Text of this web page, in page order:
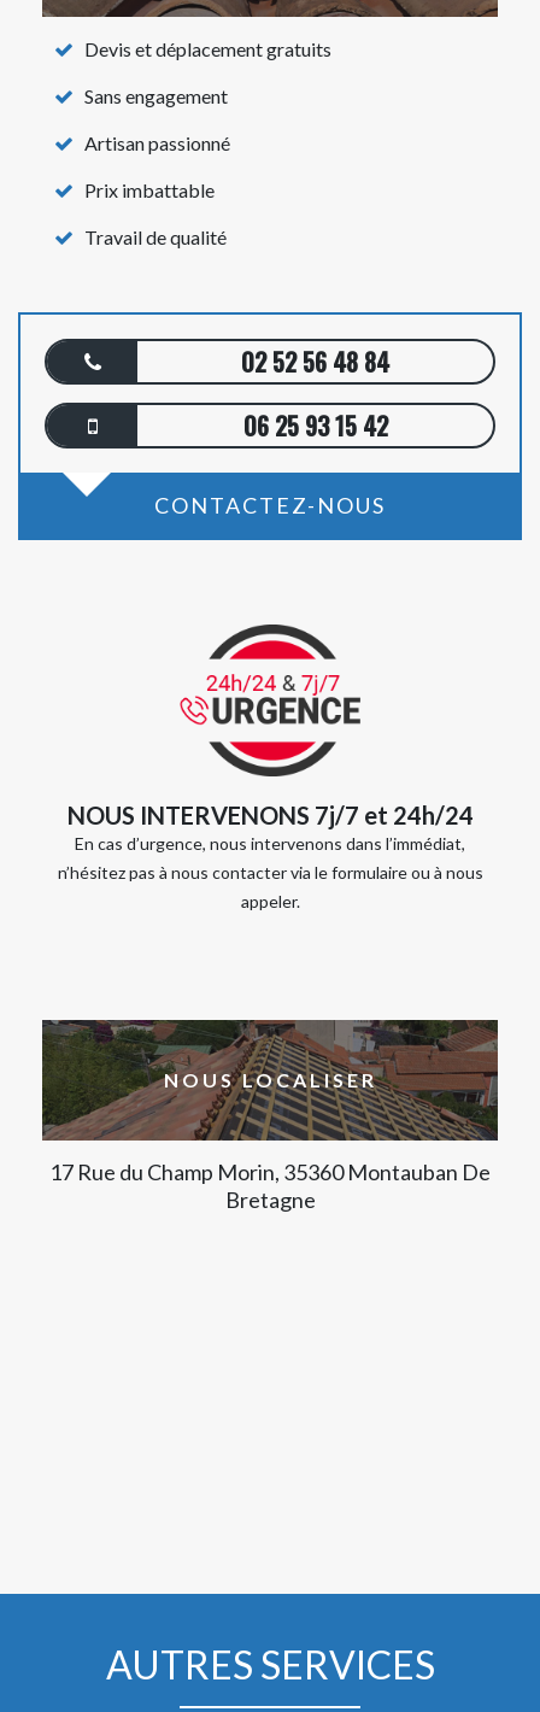
Devis et déplacement gratuits
Sans engagement
Artisan passionné
Prix imbattable
Travail de qualité
02 52 56 48 84
06 25 93 15 42
CONTACTEZ-NOUS
NOUS INTERVENONS 7j/7 et 24h/24
En cas d’urgence, nous intervenons dans l’immédiat,
n’hésitez pas à nous contacter via le formulaire ou à nous
appeler.
NOUS LOCALISER
17 Rue du Champ Morin, 35360 Montauban De
Bretagne
AUTRES SERVICES